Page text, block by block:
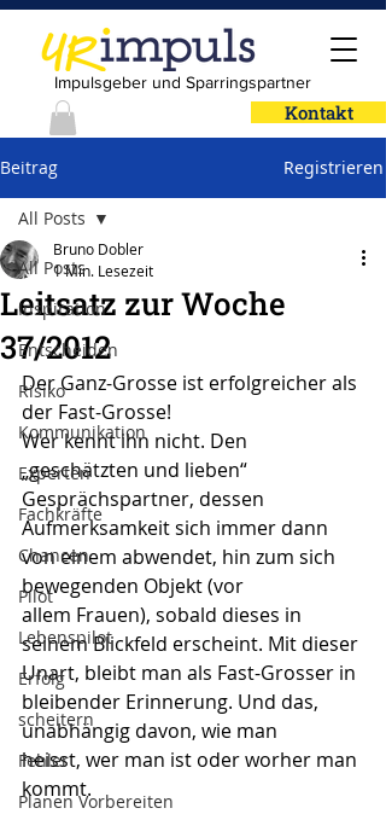
Impulsgeber und Sparringspartner
Kontakt
Beitrag Registrieren
All Posts
Inspiration
Entscheiden
Risiko
Kommunikation
Experten
Fachkräfte
Chancen
Pilot
Lebenspilot
Erfolg
scheitern
Fehler
Planen Vorbereiten
All Posts
Leitsatz zur Woche
37/2012
Bruno Dobler
1 Min. Lesezeit
Der Ganz-Grosse ist erfolgreicher als
der Fast-Grosse!
Wer kennt ihn nicht. Den
„geschätzten und lieben“
Gesprächspartner, dessen
Aufmerksamkeit sich immer dann
von einem abwendet, hin zum sich
bewegenden Objekt (vor
allem Frauen), sobald dieses in
seinem Blickfeld erscheint. Mit dieser
Unart, bleibt man als Fast-Grosser in
bleibender Erinnerung. Und das,
unabhängig davon, wie man
heisst, wer man ist oder worher man
kommt.